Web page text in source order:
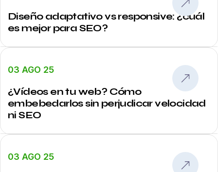
Diseño adaptativo vs responsive: ¿cuál
es mejor para SEO?
03 AGO 25
¿Vídeos en tu web? Cómo
embebedarlos sin perjudicar velocidad
ni SEO
03 AGO 25